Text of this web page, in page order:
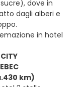
dove in
dagli alberi e
in hotel
km)